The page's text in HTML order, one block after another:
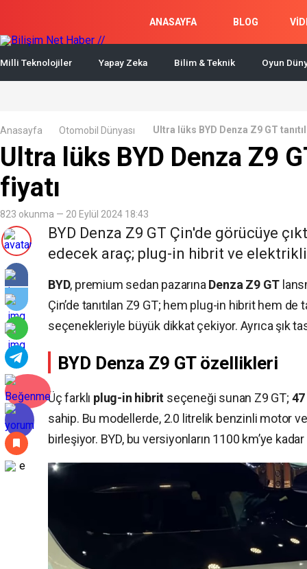
ANASAYFA BLOG
Milli Teknolojiler Yapay Zeka Bilim & Teknik Oyun
Anasayfa Otomobil Dünyası Ultra lüks BYD Denza Z9 GT
Ultra lüks BYD Denza Z9
fiyatı
823 okunma — 20 Eylül 2024 18:43
BYD Denza Z9 GT Çin'de görücüye
edecek araç; plug-in hibrit ve
BYD, premium sedan pazarına Denza Z9 GT
Çin’de tanıtılan Z9 GT; hem plug-in hibrit hem
seçenekleriyle büyük dikkat çekiyor. Ayrıca şık
BYD Denza Z9 GT özellikleri
Üç farklı plug-in hibrit seçeneği sunan Z9 GT;
sahip. Bu modellerde, 2.0 litrelik benzinli motor
birleşiyor. BYD, bu versiyonların 1100 km’ye